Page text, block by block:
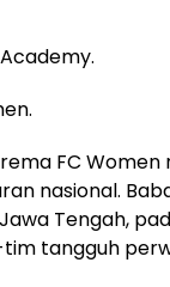
FC Women
nasional.
Tengah,
tangguh